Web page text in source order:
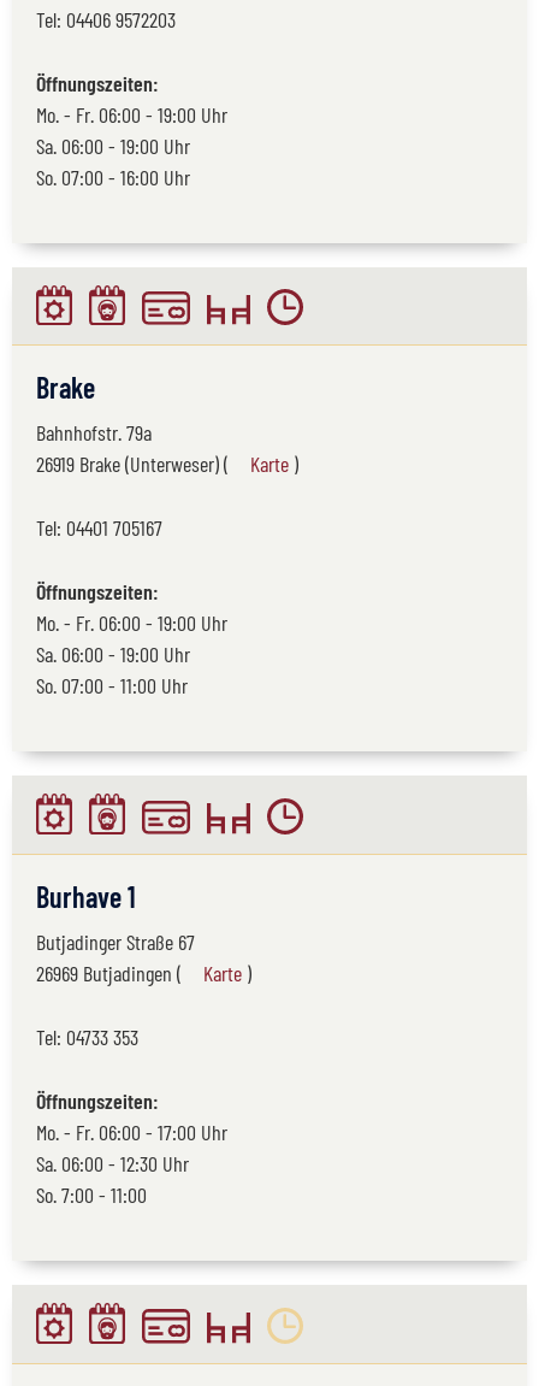
Tel: 04406 9572203
Öffnungszeiten:
Mo. - Fr. 06:00 - 19:00 Uhr
Sa. 06:00 - 19:00 Uhr
So. 07:00 - 16:00 Uhr
Brake
Bahnhofstr. 79a
26919 Brake (Unterweser) (
Karte )
Tel: 04401 705167
Öffnungszeiten:
Mo. - Fr. 06:00 - 19:00 Uhr
Sa. 06:00 - 19:00 Uhr
So. 07:00 - 11:00 Uhr
Burhave 1
Butjadinger Straße 67
26969 Butjadingen (
Karte )
Tel: 04733 353
Öffnungszeiten:
Mo. - Fr. 06:00 - 17:00 Uhr
Sa. 06:00 - 12:30 Uhr
So. 7:00 - 11:00